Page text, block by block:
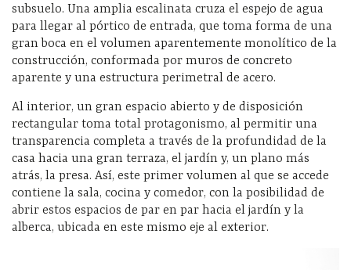
subsuelo. Una amplia escalinata cruza el espejo de agua
para llegar al pórtico de entrada, que toma forma de una
gran boca en el volumen aparentemente monolítico de la
construcción, conformada por muros de concreto
aparente y una estructura perimetral de acero.
Al interior, un gran espacio abierto y de disposición
rectangular toma total protagonismo, al permitir una
transparencia completa a través de la profundidad de la
casa hacia una gran terraza, el jardín y, un plano más
atrás, la presa. Así, este primer volumen al que se accede
contiene la sala, cocina y comedor, con la posibilidad de
abrir estos espacios de par en par hacia el jardín y la
alberca, ubicada en este mismo eje al exterior.